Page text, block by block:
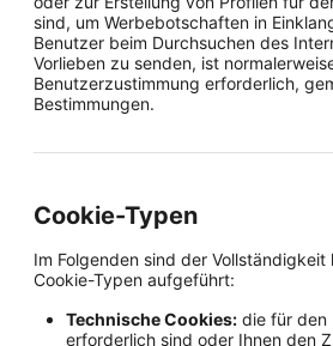
sind, um Werbebotschaften in
Benutzer beim Durchsuchen des
Vorlieben zu senden, ist
Benutzerzustimmung erforderlich,
Bestimmungen.
Cookie-Typen
Im Folgenden sind der
Cookie-Typen aufgeführt:
Technische Cookies: die für den
erforderlich sind oder Ihnen den